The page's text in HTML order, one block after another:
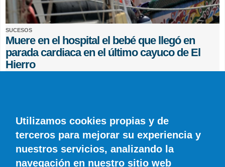
SUCESOS
Muere en el hospital el bebé que llegó en
parada cardiaca en el último cayuco de El
Hierro
Utilizamos cookies propias y de
terceros para mejorar su experiencia y
nuestros servicios, analizando la
navegación en nuestro sitio web